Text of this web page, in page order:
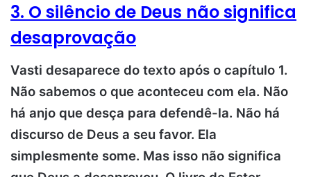
3. O silêncio de Deus não significa
desaprovação
Vasti desaparece do texto após o capítulo 1.
Não sabemos o que aconteceu com ela. Não
há anjo que desça para defendê-la. Não há
discurso de Deus a seu favor. Ela
simplesmente some. Mas isso não significa